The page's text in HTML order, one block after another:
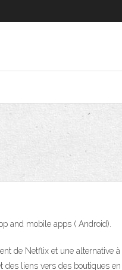
and mobile apps ( Android).
de Netflix et une alternative à
liens vers des boutiques